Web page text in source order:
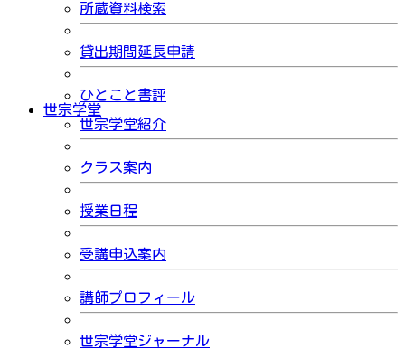
所蔵資料検索
貸出期間延長申請
ひとこと書評
世宗学堂
世宗学堂紹介
クラス案内
授業日程
受講申込案内
講師プロフィール
世宗学堂ジャーナル